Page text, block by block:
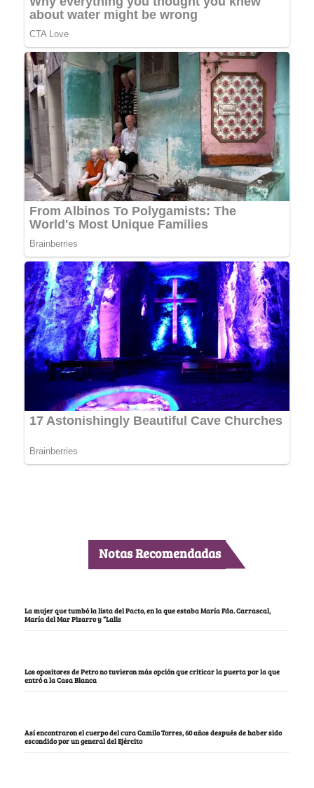
Notas Recomendadas
La mujer que tumbó la lista del Pacto, en la que estaba María Fda. Carrascal,
María del Mar Pizarro y “Lalis
Los opositores de Petro no tuvieron más opción que criticar la puerta por la que
entró a la Casa Blanca
Así encontraron el cuerpo del cura Camilo Torres, 60 años después de haber sido
escondido por un general del Ejército